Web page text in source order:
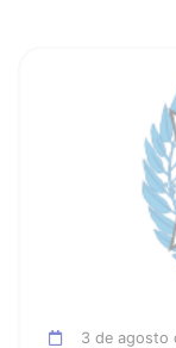
3 de agosto